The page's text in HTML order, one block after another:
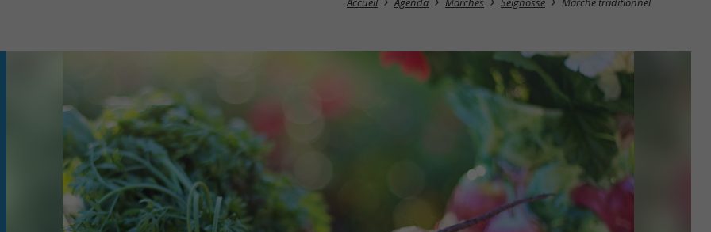
Accueil Agenda Marchés Seignosse Marché traditionnel